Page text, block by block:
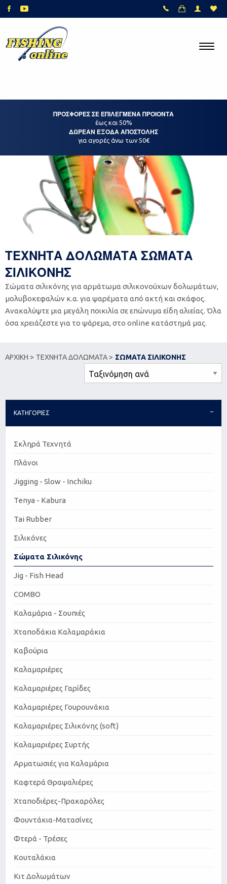
ΠΡΟΣΦΟΡΕΣ ΣΕ ΕΠΙΛΕΓΜΕΝΑ ΠΡΟΙΟΝΤΑ
έως και 50%
ΔΩΡΕΑΝ ΕΞΟΔΑ ΑΠΟΣΤΟΛΗΣ
για αγορές άνω των 50€
ΤΕΧΝΗΤΑ ΔΟΛΩΜΑΤΑ ΣΩΜΑΤΑ
ΣΙΛΙΚΟΝΗΣ
Σώματα σιλικόνης για αρμάτωμα σιλικονούχων δολωμάτων,
μολυβοκεφαλών κ.α. για ψαρέματα από ακτή και σκάφος.
Ανακαλύψτε μια μεγάλη ποικιλία σε επώνυμα είδη αλιείας. Όλα
όσα χρειάζεστε για το ψάρεμα, στο online κατάστημά μας.
ΑΡΧΙΚΗ > ΤΕΧΝΗΤΑ ΔΟΛΩΜΑΤΑ > ΣΩΜΑΤΑ ΣΙΛΙΚΟΝΗΣ
ΚΑΤΗΓΟΡΙΕΣ
Σκληρά Τεχνητά
Πλάνοι
Jigging - Slow - Inchiku
Tenya - Kabura
Tai Rubber
Σιλικόνες
Σώματα Σιλικόνης
Jig - Fish Head
COMBO
Καλαμάρια - Σουπιές
Χταποδάκια Καλαμαράκια
Καβούρια
Καλαμαριέρες
Καλαμαριέρες Γαρίδες
Καλαμαριέρες Γουρουνάκια
Καλαμαριέρες Σιλικόνης (soft)
Καλαμαριέρες Συρτής
Αρματωσιές για Καλαμάρια
Καφτερά Θραψαλιέρες
Χταποδιέρες-Πρακαρόλες
Φουντάκια-Ματασίνες
Φτερά - Τρέσες
Κουταλάκια
Κιτ Δολωμάτων